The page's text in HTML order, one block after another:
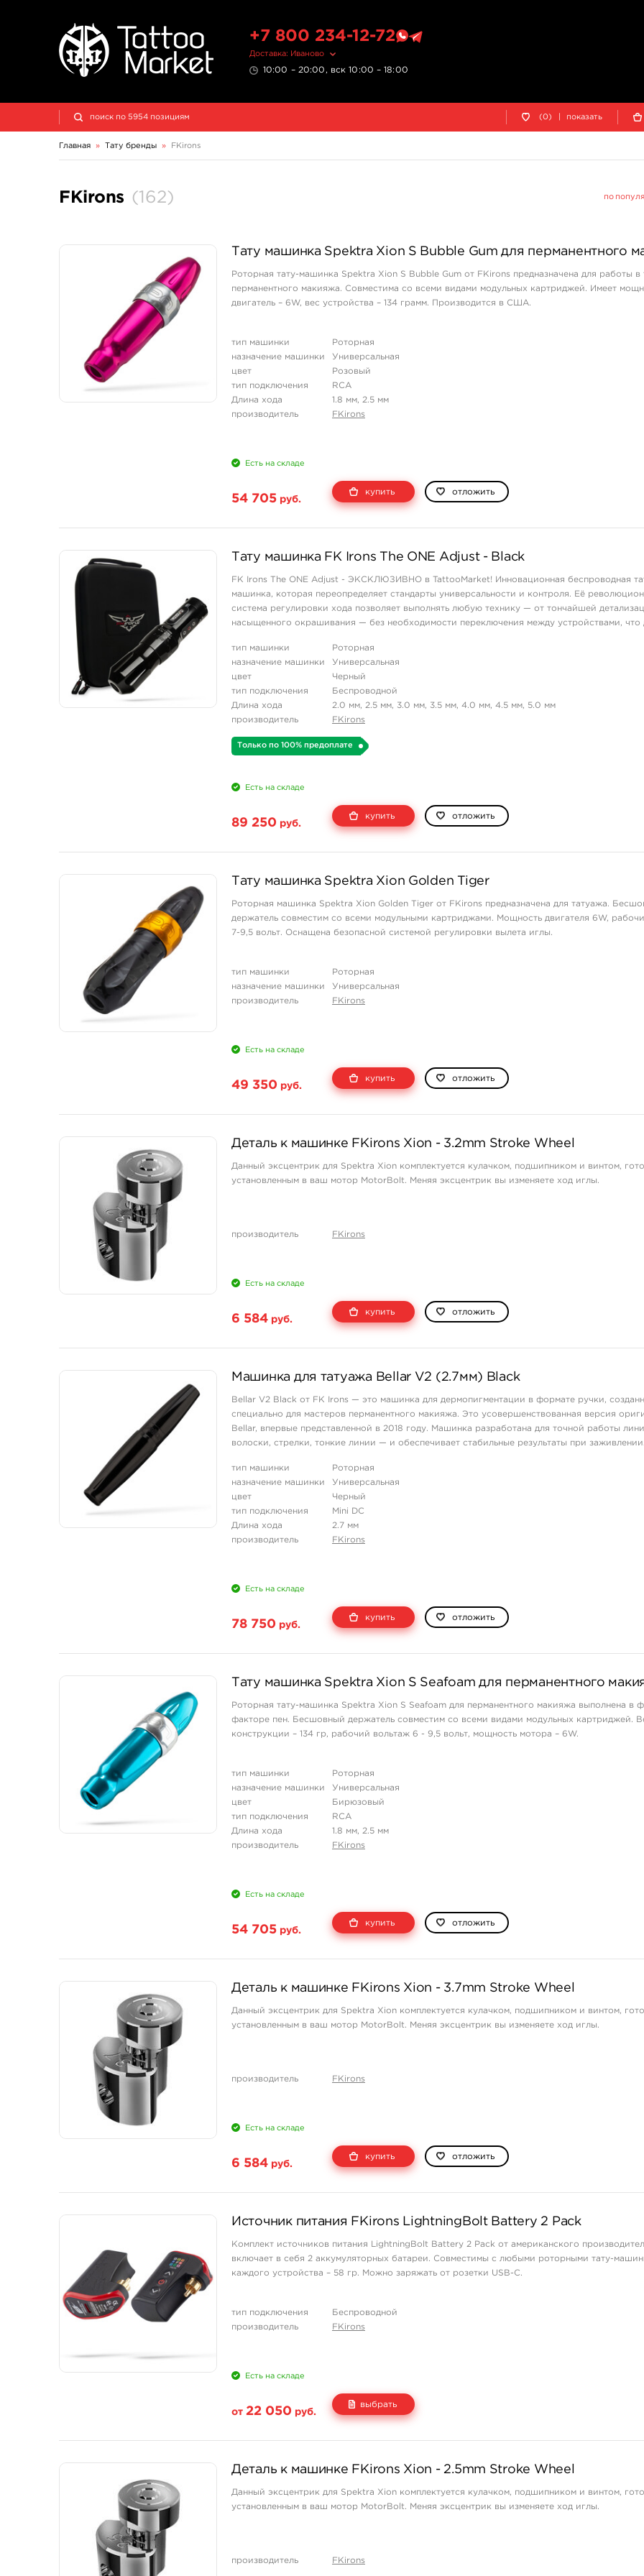
+7 800 234-12-72
Доставка: Иваново
10:00 – 20:00, вск 10:00 – 18:00
(0) показать
Главная » Тату бренды » FKirons
по
FKirons (162)
Тату машинка Spektra Xion S Bubble Gum для перманентного
Роторная тату-машинка Spektra Xion S Bubble Gum от FKirons предназначена для работы в
перманентного макияжа. Совместима со всеми видами модульных картриджей. Имеет
двигатель – 6W, вес устройства – 134 грамм. Производится в США.
тип машинки
Роторная
назначение машинки
Универсальная
цвет
Розовый
тип подключения
RCA
Длина хода
1.8 мм, 2.5 мм
производитель
FKirons
Есть на складе
54 705 руб.
купить отложить
Тату машинка FK Irons The ONE Adjust - Black
FK Irons The ONE Adjust - ЭКСКЛЮЗИВНО в TattooMarket! Инновационная беспроводная
машинка, которая переопределяет стандарты универсальности и контроля. Её
система регулировки хода позволяет выполнять любую технику — от тончайшей
насыщенного окрашивания — без необходимости переключения между устройствами, что
тип машинки
Роторная
назначение машинки
Универсальная
цвет
Черный
тип подключения
Беспроводной
Длина хода
2.0 мм, 2.5 мм, 3.0 мм, 3.5 мм, 4.0 мм, 4.5 мм, 5.0 мм
производитель
FKirons
Только по 100% предоплате
Есть на складе
89 250 руб.
купить отложить
Тату машинка Spektra Xion Golden Tiger
Роторная машинка Spektra Xion Golden Tiger от FKirons предназначена для татуажа.
держатель совместим со всеми модульными картриджами. Мощность двигателя 6W,
7-9,5 вольт. Оснащена безопасной системой регулировки вылета иглы.
тип машинки
Роторная
назначение машинки
Универсальная
производитель
FKirons
Есть на складе
49 350 руб.
купить отложить
Деталь к машинке FKirons Xion - 3.2mm Stroke Wheel
Данный эксцентрик для Spektra Xion комплектуется кулачком, подшипником и винтом,
установленным в ваш мотор MotorBolt. Меняя эксцентрик вы изменяете ход иглы.
производитель FKirons
Есть на складе
6 584 руб.
купить отложить
Машинка для татуажа Bellar V2 (2.7мм) Black
Bellar V2 Black от FK Irons — это машинка для дермопигментации в формате ручки,
специально для мастеров перманентного макияжа. Это усовершенствованная версия
Bellar, впервые представленной в 2018 году. Машинка разработана для точной работы
волоски, стрелки, тонкие линии — и обеспечивает стабильные результаты при заживлении.
тип машинки
Роторная
назначение машинки
Универсальная
цвет
Черный
тип подключения
Mini DC
Длина хода
2.7 мм
производитель
FKirons
Есть на складе
78 750 руб.
купить отложить
Тату машинка Spektra Xion S Seafoam для перманентного
Роторная тату-машинка Spektra Xion S Seafoam для перманентного макияжа выполнена в
факторе пен. Бесшовный держатель совместим со всеми видами модульных картриджей.
конструкции – 134 гр, рабочий вольтаж 6 - 9,5 вольт, мощность мотора – 6W.
тип машинки
Роторная
назначение машинки
Универсальная
цвет
Бирюзовый
тип подключения
RCA
Длина хода
1.8 мм, 2.5 мм
производитель
FKirons
Есть на складе
54 705 руб.
купить отложить
Деталь к машинке FKirons Xion - 3.7mm Stroke Wheel
Данный эксцентрик для Spektra Xion комплектуется кулачком, подшипником и винтом,
установленным в ваш мотор MotorBolt. Меняя эксцентрик вы изменяете ход иглы.
производитель FKirons
Есть на складе
6 584 руб.
купить отложить
Источник питания FKirons LightningBolt Battery 2 Pack
Комплект источников питания LightningBolt Battery 2 Pack от американского
включает в себя 2 аккумуляторных батареи. Совместимы с любыми роторными тату-
каждого устройства – 58 гр. Можно заряжать от розетки USB-C.
тип подключения
Беспроводной
производитель
FKirons
Есть на складе
от 22 050 руб.
выбрать
42 000 руб.
Деталь к машинке FKirons Xion - 2.5mm Stroke Wheel
Данный эксцентрик для Spektra Xion комплектуется кулачком, подшипником и винтом,
установленным в ваш мотор MotorBolt. Меняя эксцентрик вы изменяете ход иглы.
производитель FKirons